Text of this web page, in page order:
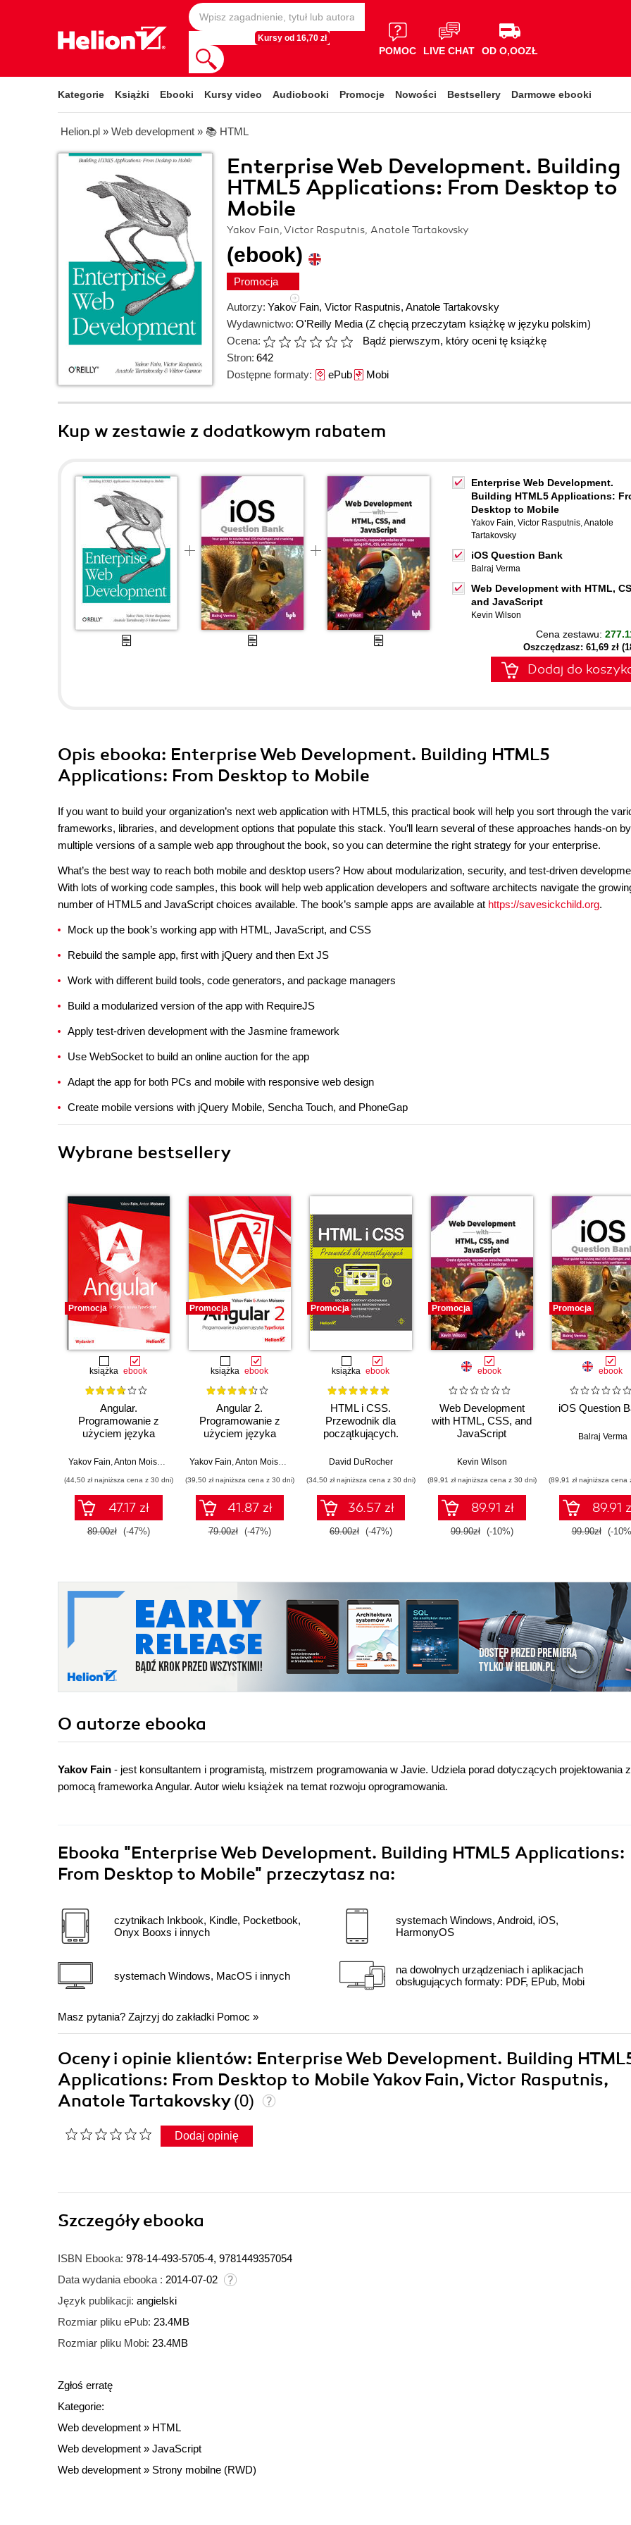
Kursy od 16,70 zł
POMOC LIVE CHAT OD O,OOZŁ
Kategorie Książki Ebooki Kursy video Audiobooki Promocje Nowości Bestsellery Darmowe ebooki
Helion.pl » Web development » 📚 HTML
Enterprise Web Development. Building
HTML5 Applications: From Desktop to
Mobile
Yakov Fain, Victor Rasputnis, Anatole Tartakovsky
(ebook)
Promocja
Autorzy: Yakov Fain, Victor Rasputnis, Anatole Tartakovsky
Wydawnictwo: O'Reilly Media (Z chęcią przeczytam książkę w języku polskim)
Ocena:
Bądź pierwszym, który oceni tę książkę
Stron: 642
Dostępne formaty: ePubMobi
Kup w zestawie z dodatkowym rabatem
Enterprise Web Development.
Building HTML5 Applications:
Desktop to Mobile
Yakov Fain, Victor Rasputnis,Anatole
Tartakovsky
iOS Question Bank
Balraj Verma
Web Development with HTML,
and JavaScript
Kevin Wilson
Cena zestawu:
Oszczędzasz: 61,69 zł
Dodaj do
Opis ebooka: Enterprise Web Development. Building HTML5
Applications: From Desktop to Mobile
If you want to build your organization’s next web application with HTML5, this practical book will help you sort through the
frameworks, libraries, and development options that populate this stack. You’ll learn several of these approaches hands-on
multiple versions of a sample web app throughout the book, so you can determine the right strategy for your enterprise.
What’s the best way to reach both mobile and desktop users? How about modularization, security, and test-driven
With lots of working code samples, this book will help web application developers and software architects navigate the
number of HTML5 and JavaScript choices available. The book’s sample apps are available at https://savesickchild.org.
Mock up the book’s working app with HTML, JavaScript, and CSS
Rebuild the sample app, first with jQuery and then Ext JS
Work with different build tools, code generators, and package managers
Build a modularized version of the app with RequireJS
Apply test-driven development with the Jasmine framework
Use WebSocket to build an online auction for the app
Adapt the app for both PCs and mobile with responsive web design
Create mobile versions with jQuery Mobile, Sencha Touch, and PhoneGap
Wybrane bestsellery
Promocja
książka ebook
Angular.
Programowanie z
użyciem języka
II
Yakov Fain,Anton Moiseev
(44,50 zł najniższa cena z 30 dni)
47.17 zł
89.00zł (-47%)
Promocja
książka ebook
Angular 2.
Programowanie z
użyciem języka
Yakov Fain,Anton Moiseev
(39,50 zł najniższa cena z 30 dni)
41.87 zł
79.00zł (-47%)
Promocja
książka ebook
HTML i CSS.
Przewodnik dla
początkujących.
kodowania i
responsywnych stron
internetowych
David DuRocher
(34,50 zł najniższa cena z 30 dni)
36.57 zł
69.00zł (-47%)
Promocja
ebook
Web Development
with HTML, CSS, and
JavaScript
Kevin Wilson
(89,91 zł najniższa cena z 30 dni)
89.91 zł
99.90zł (-10%)
Promocja
ebook
iOS Question
Balraj Verma
(89,91 zł najniższa cena
89.91
99.90zł (-
O autorze ebooka
Yakov Fain - jest konsultantem i programistą, mistrzem programowania w Javie. Udziela porad dotyczących projektowania
pomocą frameworka Angular. Autor wielu książek na temat rozwoju oprogramowania.
Ebooka "Enterprise Web Development. Building HTML5 Applications:
From Desktop to Mobile" przeczytasz na:
czytnikach Inkbook, Kindle, Pocketbook,
Onyx Booxs i innych
systemach Windows, MacOS i innych
systemach Windows, Android, iOS,
HarmonyOS
na dowolnych urządzeniach i aplikacjach
obsługujących formaty: PDF, EPub, Mobi
Masz pytania? Zajrzyj do zakładki Pomoc »
Oceny i opinie klientów: Enterprise Web Development. Building
Applications: From Desktop to Mobile Yakov Fain, Victor Rasputnis,
Anatole Tartakovsky(0)
Dodaj opinię
Szczegółyebooka
ISBN Ebooka: 978-14-493-5705-4, 9781449357054
Data wydania ebooka : 2014-07-02
Język publikacji: angielski
Rozmiar pliku ePub: 23.4MB
Rozmiar pliku Mobi: 23.4MB
Zgłoś erratę
Kategorie:
Web development » HTML
Web development » JavaScript
Web development » Strony mobilne (RWD)